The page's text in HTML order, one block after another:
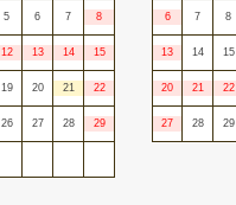
5 6 7 8
12 13 14 15
19 20 21 22
26 27 28 29
6 7 8
13 14 15
20 21 22
27 28 29